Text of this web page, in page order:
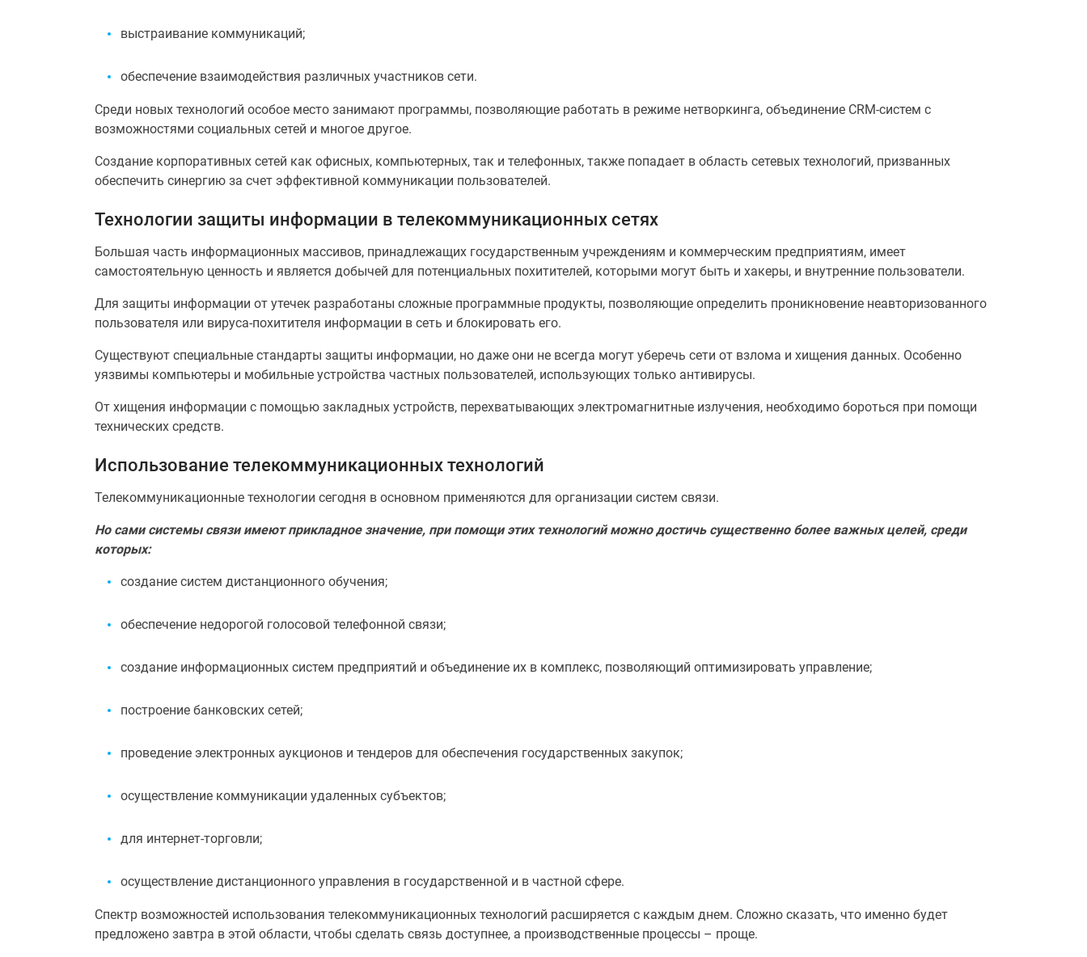
выстраивание коммуникаций;
обеспечение взаимодействия различных участников сети.
Среди новых технологий особое место занимают программы, позволяющие работать в режиме нетворкинга, объединение CRM-систем с
возможностями социальных сетей и многое другое.
Создание корпоративных сетей как офисных, компьютерных, так и телефонных, также попадает в область сетевых технологий, призванных
обеспечить синергию за счет эффективной коммуникации пользователей.
Технологии защиты информации в телекоммуникационных сетях
Большая часть информационных массивов, принадлежащих государственным учреждениям и коммерческим предприятиям, имеет
самостоятельную ценность и является добычей для потенциальных похитителей, которыми могут быть и хакеры, и внутренние пользователи.
Для защиты информации от утечек разработаны сложные программные продукты, позволяющие определить проникновение неавторизованного
пользователя или вируса-похитителя информации в сеть и блокировать его.
Существуют специальные стандарты защиты информации, но даже они не всегда могут уберечь сети от взлома и хищения данных. Особенно
уязвимы компьютеры и мобильные устройства частных пользователей, использующих только антивирусы.
От хищения информации с помощью закладных устройств, перехватывающих электромагнитные излучения, необходимо бороться при помощи
технических средств.
Использование телекоммуникационных технологий
Телекоммуникационные технологии сегодня в основном применяются для организации систем связи.
Но сами системы связи имеют прикладное значение, при помощи этих технологий можно достичь существенно более важных целей, среди
которых:
создание систем дистанционного обучения;
обеспечение недорогой голосовой телефонной связи;
создание информационных систем предприятий и объединение их в комплекс, позволяющий оптимизировать управление;
построение банковских сетей;
проведение электронных аукционов и тендеров для обеспечения государственных закупок;
осуществление коммуникации удаленных субъектов;
для интернет-торговли;
осуществление дистанционного управления в государственной и в частной сфере.
Спектр возможностей использования телекоммуникационных технологий расширяется с каждым днем. Сложно сказать, что именно будет
предложено завтра в этой области, чтобы сделать связь доступнее, а производственные процессы – проще.